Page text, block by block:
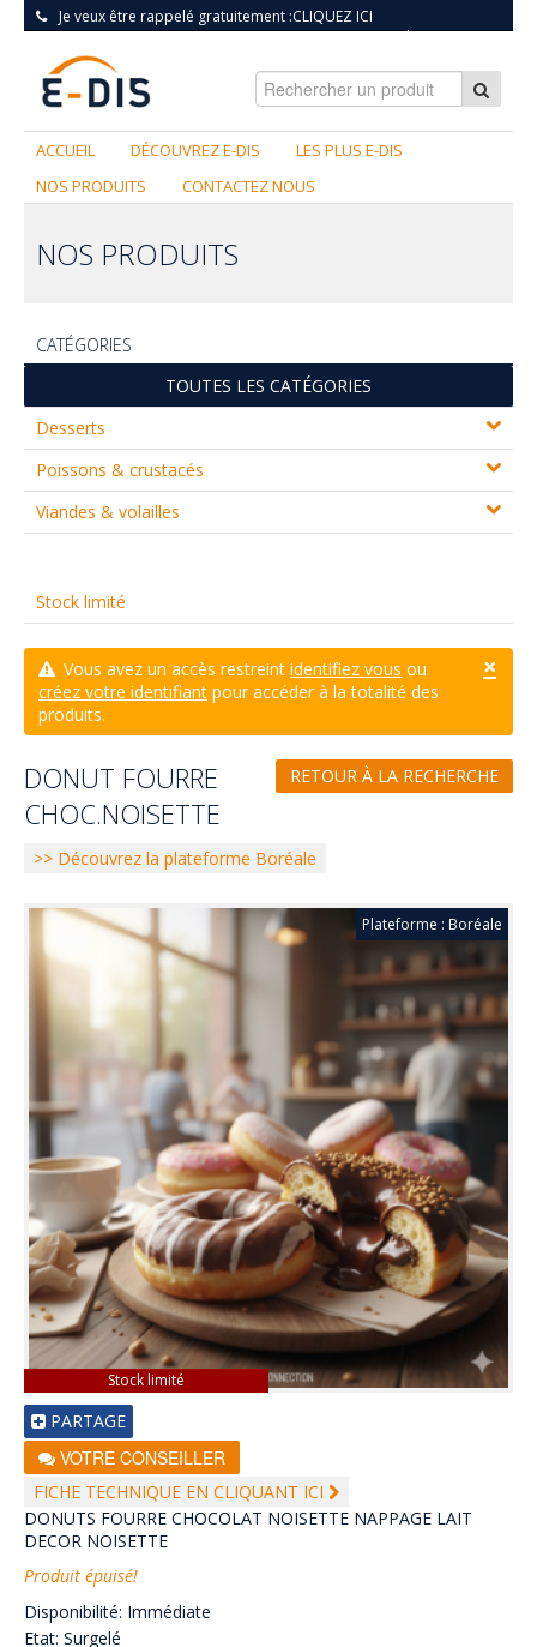
Je veux être rappelé gratuitement :CLIQUEZ ICI
S'INSCRIRE|CONNEXION
ACCUEIL DÉCOUVREZ E-DIS
LES PLUS E-DIS
NOS PRODUITS
CONTACTEZ NOUS
NOS PRODUITS
CATÉGORIES
TOUTES LES CATÉGORIES
Desserts
Poissons & crustacés
Viandes & volailles
Stock limité
×
Vous avez un accès restreint identifiez vous ou
créez votre identifiant pour accéder à la totalité des
produits.
RETOUR À LA RECHERCHE
DONUT FOURRE
CHOC.NOISETTE
>> Découvrez la plateforme Boréale
Stock limité
Plateforme : Boréale
PARTAGE
VOTRE CONSEILLER
FICHE TECHNIQUE EN CLIQUANT ICI
DONUTS FOURRE CHOCOLAT NOISETTE NAPPAGE LAIT
DECOR NOISETTE
Produit épuisé!
Disponibilité: Immédiate
Etat: Surgelé